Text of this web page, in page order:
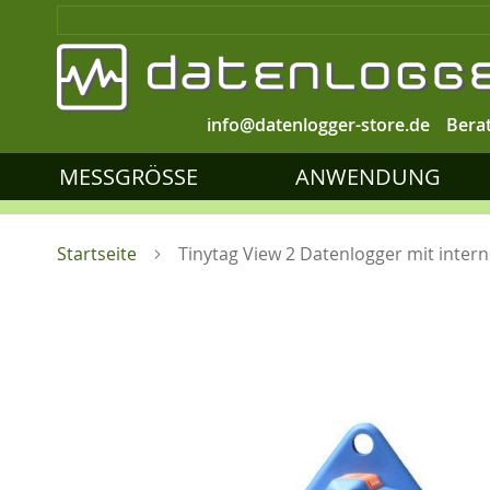
info@datenlogger-store.de
MESSGRÖSSE ANWENDUNG
Startseite Tinytag View 2 Datenlogger mit